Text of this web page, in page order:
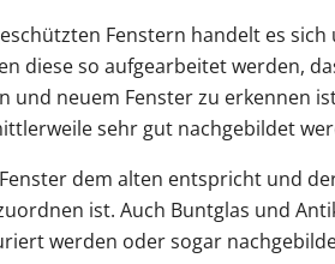
Fenstern handelt es sich
diese so aufgearbeitet werden,
und neuem Fenster zu erkennen
sehr gut nachgebildet
dem alten entspricht und
ist. Auch Buntglas und
werden oder sogar